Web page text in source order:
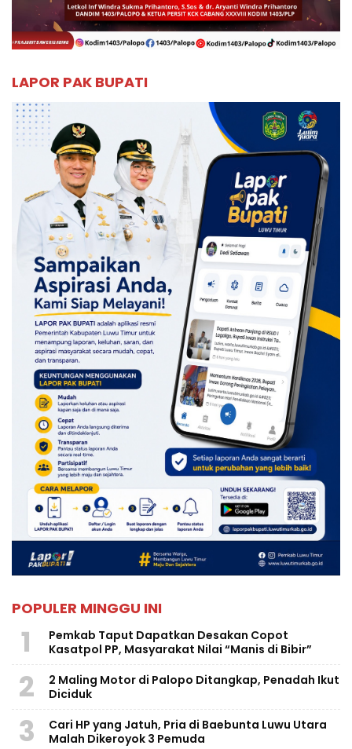
LAPOR PAK BUPATI
POPULER MINGGU INI
1
Pemkab Taput Dapatkan Desakan Copot
Kasatpol PP, Masyarakat Nilai “Manis di Bibir”
2
2 Maling Motor di Palopo Ditangkap, Penadah Ikut
Diciduk
3
Cari HP yang Jatuh, Pria di Baebunta Luwu Utara
Malah Dikeroyok 3 Pemuda